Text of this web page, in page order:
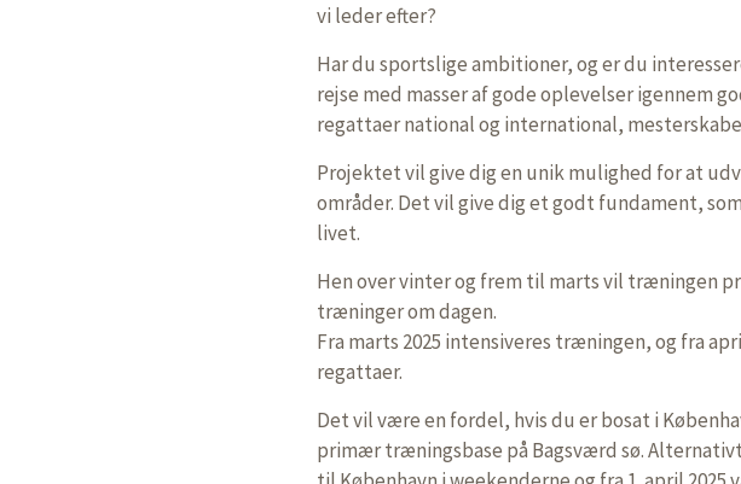
vi leder efter?
Har du sportslige ambitioner, og er du
rejse med masser af gode oplevelser igennem
regattaer national og international,
Projektet vil give dig en unik mulighed for at
områder. Det vil give dig et godt fundament,
livet.
Hen over vinter og frem til marts vil træningen
træninger om dagen.
Fra marts 2025 intensiveres træningen, og fra
regattaer.
Det vil være en fordel, hvis du er bosat i
primær træningsbase på Bagsværd sø.